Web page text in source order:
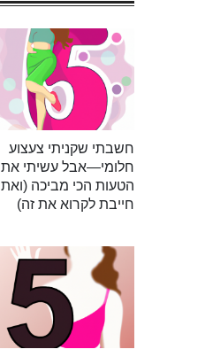
חשבתי שקניתי צעצוע
חלומי—אבל עשיתי את
הטעות הכי מביכה (ואת
חייבת לקרוא את זה)